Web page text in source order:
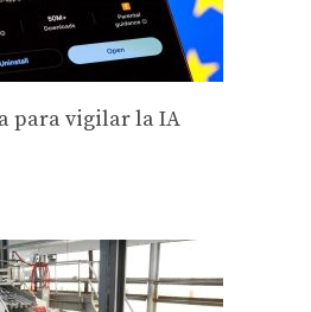
para vigilar la IA